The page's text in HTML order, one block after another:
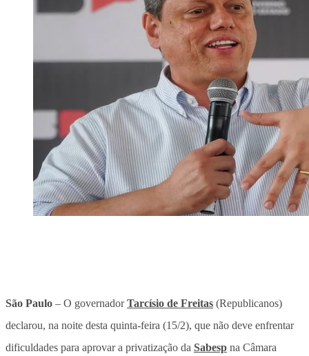
São Paulo – O governadorTarcísio de Freitas (Republicanos)
declarou, na noite desta quinta-feira (15/2), que não deve enfrentar
dificuldades para aprovar a privatização da Sabesp na Câmara